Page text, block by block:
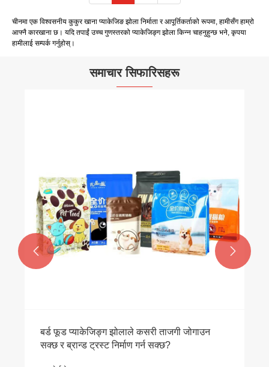
चीनमा एक विश्वसनीय कुकुर खाना प्याकेजिङ झोला निर्माता र आपूर्तिकर्ताको रूपमा, हामीसँग हाम्रो
आफ्नै कारखाना छ। यदि तपाईं उच्च गुणस्तरको प्याकेजिङ्ग झोला किन्न चाहनुहुन्छ भने, कृपया
हामीलाई सम्पर्क गर्नुहोस्।
समाचार सिफारिसहरू
बर्ड फूड प्याकेजिङ्ग झोलाले कसरी ताजगी जोगाउन
सक्छ र ब्रान्ड ट्रस्ट निर्माण गर्न सक्छ?
 